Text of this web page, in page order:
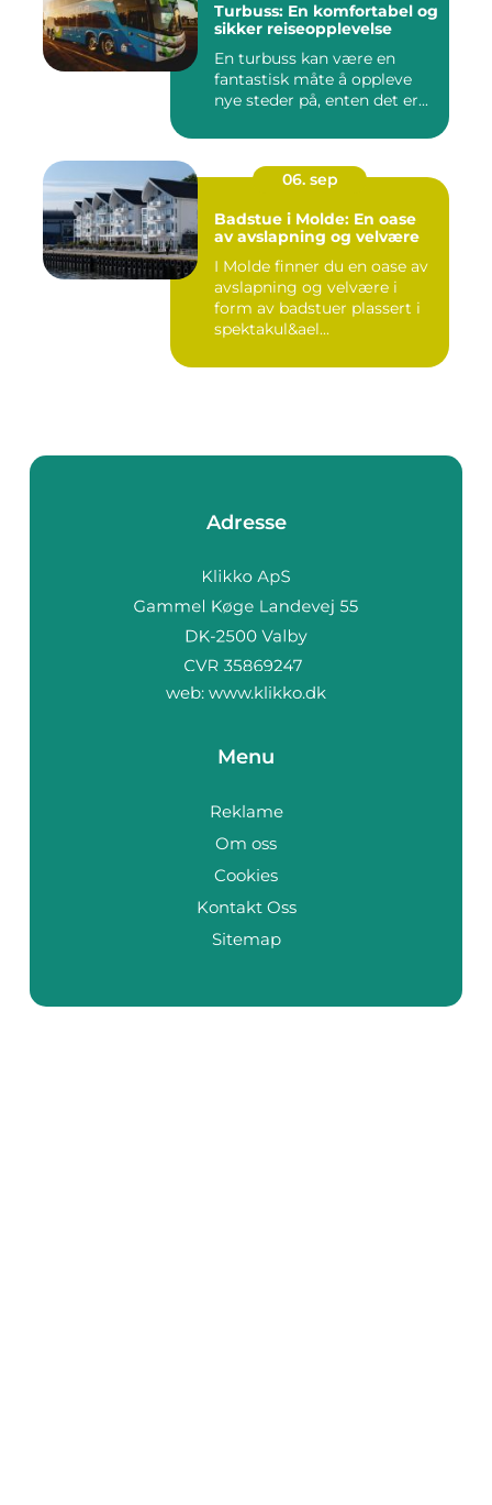
Turbuss: En komfortabel og
sikker reiseopplevelse
En turbuss kan være en
fantastisk måte å oppleve
nye steder på, enten det er...
06. sep
Badstue i Molde: En oase
av avslapning og velvære
I Molde finner du en oase av
avslapning og velvære i
form av badstuer plassert i
spektakul&ael...
Adresse
web: www.klikko.dk
Menu
Reklame
Om oss
Cookies
Kontakt Oss
Sitemap